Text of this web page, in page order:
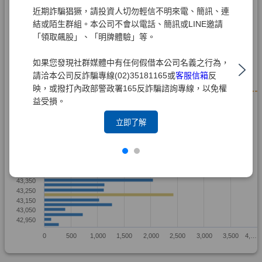
近期詐騙猖獗，請投資人切勿輕信不明來電、簡訊、連
結或陌生群組。本公司不會以電話、簡訊或LINE邀請
「領取飆股」、「明牌體驗」等。
如果您發現社群媒體中有任何假借本公司名義之行為，
請洽本公司反詐騙專線(02)35181165或客服信箱反
映，或撥打內政部警政署165反詐騙諮詢專線，以免權
益受損。
立即了解